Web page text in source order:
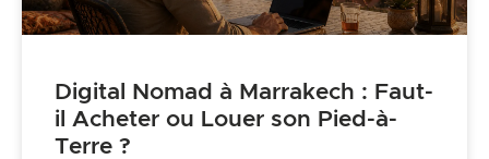
Digital Nomad à Marrakech : Faut-
il Acheter ou Louer son Pied-à-
Terre ?